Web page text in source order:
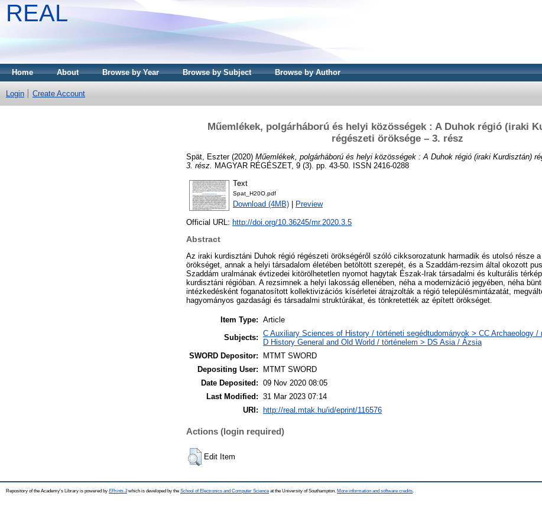
REAL
Home About Browse by Year Browse by Subject Browse by Author
Login Create Account
Műemlékek, polgárháború és helyi közösségek : A Duhok régió (iraki
régészeti öröksége – 3. rész
Spät, Eszter(2020) Műemlékek, polgárháború és helyi közösségek : A Duhok régió (iraki Kurdisztán)
3. rész. MAGYAR RÉGÉSZET, 9 (3). pp. 43-50. ISSN 2416-0288
Text
Spat_H20O.pdf
Download (4MB) Preview
Official URL: http://doi.org/10.36245/mr.2020.3.5
Abstract
Az iraki kurdisztáni Duhok régió régészeti örökségéről szóló cikksorozatunk harmadik és utolsó része
örökséget, annak a helyi társadalom életében betöltött szerepét, és a Szaddám-rezsim által okozott
Szaddám uralmának évtizedei kitörölhetetlen nyomot hagytak Észak-Irak társadalmi és kulturális
kurdisztáni régióban. A rezsimnek a helyi lakosság ellenében, néha a modernizáció jegyében, néha
intézkedésként foganatosított kollektivizációs kísérletei átrajzolták a régió településmintázatát,
hagyományos gazdasági és társadalmi struktúrákat, és tönkretették az épített örökséget.
Item Type: Article
Subjects: C Auxiliary Sciences of History / történeti segédtudományok > CC Archaeology /
D History General and Old World / történelem > DS Asia / Ázsia
SWORD Depositor:
MTMT SWORD
Depositing User:
MTMT SWORD
Date Deposited: 09 Nov 2020 08:05
Last Modified: 31 Mar 2023 07:14
URI:
http://real.mtak.hu/id/eprint/116576
Actions (login required)
Edit Item
Repository of the Academy's Library is powered by EPrints 3which is developed by the School of Electronics and Computer Science at the University of Southampton. More information and software credits